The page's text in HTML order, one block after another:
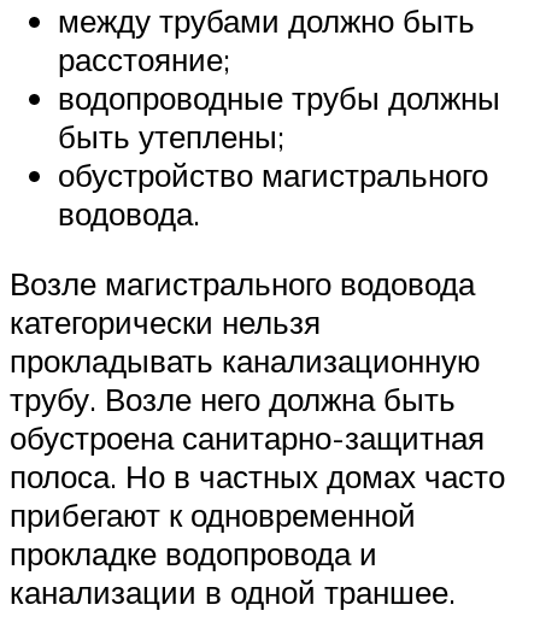
между трубами должно быть
расстояние;
водопроводные трубы должны
быть утеплены;
обустройство магистрального
водовода.
Возле магистрального водовода
категорически нельзя
прокладывать канализационную
трубу. Возле него должна быть
обустроена санитарно-защитная
полоса. Но в частных домах часто
прибегают к одновременной
прокладке водопровода и
канализации в одной траншее.